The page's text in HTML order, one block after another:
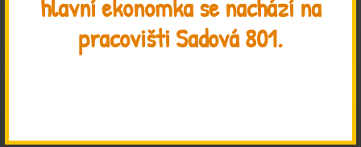
hlavní ekonomka se nachází na
pracovišti Sadová 801.